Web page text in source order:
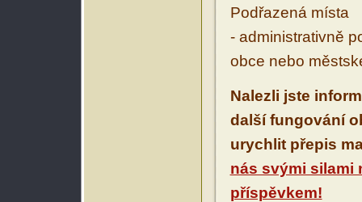
Podřazená místa
- administrativně
obce nebo
Nalezli jste
další fungování
urychlit přepis
nás svými silami
příspěvkem!